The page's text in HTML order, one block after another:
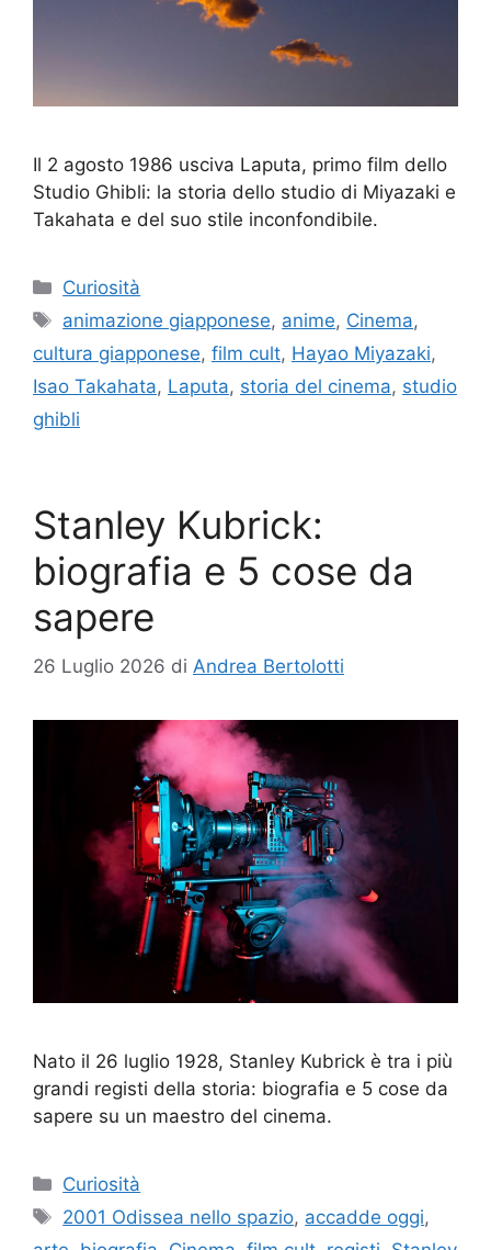
Il 2 agosto 1986 usciva Laputa, primo film dello
Studio Ghibli: la storia dello studio di Miyazaki e
Takahata e del suo stile inconfondibile.
Categorie
Curiosità
Tag
animazione giapponese, anime, Cinema,
cultura giapponese, film cult, Hayao Miyazaki,
Isao Takahata, Laputa, storia del cinema, studio
ghibli
Stanley Kubrick:
biografia e 5 cose da
sapere
26 Luglio 2026 di Andrea Bertolotti
Nato il 26 luglio 1928, Stanley Kubrick è tra i più
grandi registi della storia: biografia e 5 cose da
sapere su un maestro del cinema.
Categorie
Curiosità
Tag
2001 Odissea nello spazio, accadde oggi,